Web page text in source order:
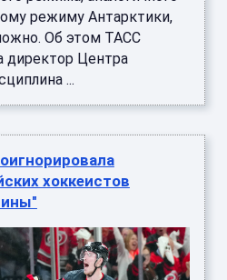
режиму Антарктики,
Об этом ТАСС
директор Центра
...
хоккеистов